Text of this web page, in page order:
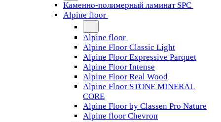
Каменно-полимерный ламинат SPC
Alpine floor
Alpine floor
Alpine Floor Classic Light
Alpine Floor Expressive Parquet
Alpine Floor Intense
Alpine Floor Real Wood
Alpine Floor STONE MINERAL
CORE
Alpine Floor by Classen Pro Nature
Alpine floor Chevron